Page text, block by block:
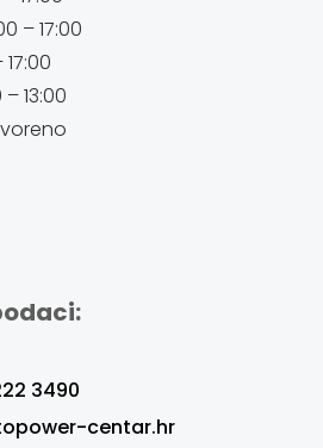
– 17:00
13:00
3490
centar.hr